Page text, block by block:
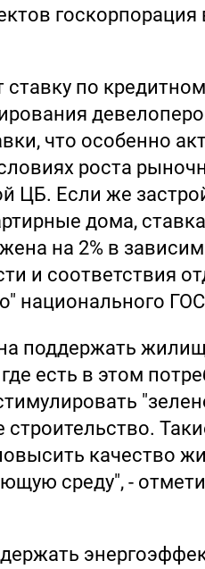
госкорпорация
по
что особенно
роста
ЦБ. Если же
дома,
на 2% в
и соответствия
национального
поддержать
есть в этом
качество
среду", -